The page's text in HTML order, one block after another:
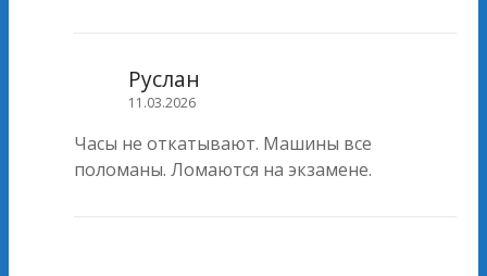
Руслан
11.03.2026
Часы не откатывают. Машины все
поломаны. Ломаются на экзамене.